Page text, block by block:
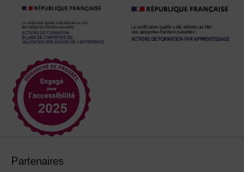
Partenaires